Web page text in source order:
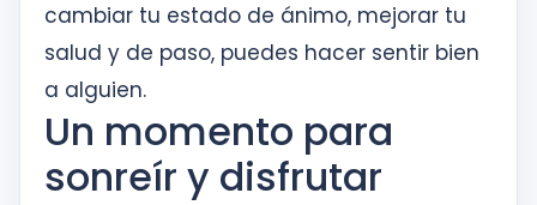
cambiar tu estado de ánimo, mejorar tu
salud y de paso, puedes hacer sentir bien
a alguien.
Un momento para
sonreír y disfrutar